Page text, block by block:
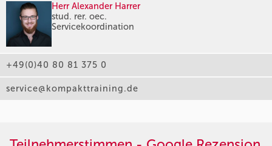
Herr Alexander Harrer
stud. rer. oec.
Servicekoordination
+49(0)40 80 81 375 0
service@kompakttraining.de